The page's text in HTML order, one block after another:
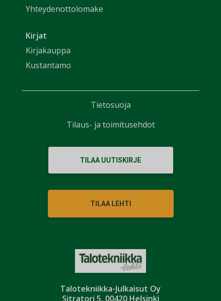
Talotekniikka-Julkaisut Oy
Sitratori 5, 00420 Helsinki
Yhteydenottolomake
Kirjat
Kirjakauppa
Kustantamo
TILAA UUTISKIRJE
TILAA LEHTI
Tietosuoja
Tilaus- ja toimitusehdot